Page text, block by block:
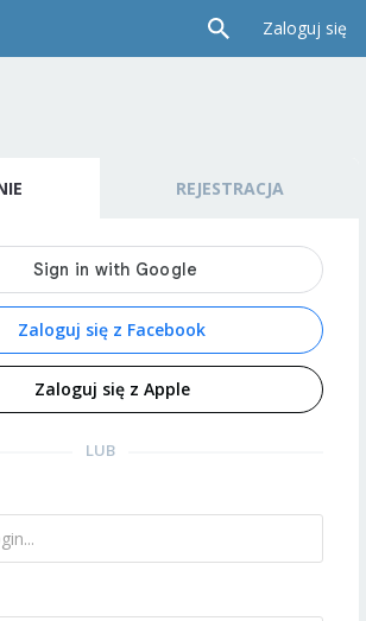
Zaloguj się
REJESTRACJA
Zaloguj się z Facebook
Zaloguj się z Apple
LUB